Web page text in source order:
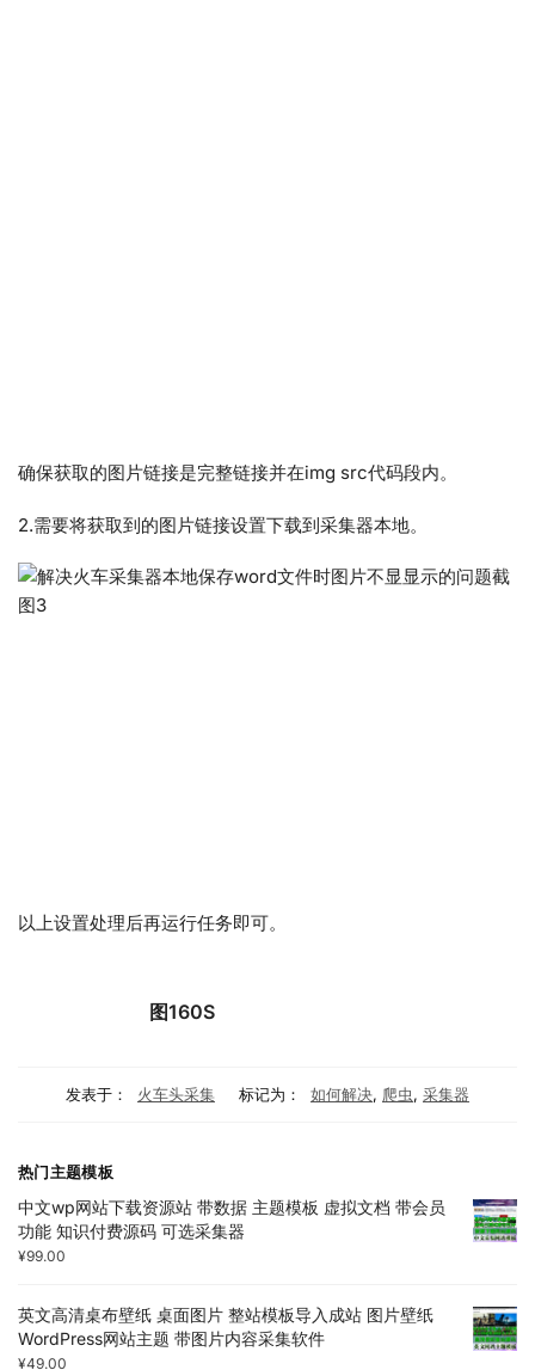
确保获取的图片链接是完整链接并在img src代码段内。
2.需要将获取到的图片链接设置下载到采集器本地。
以上设置处理后再运行任务即可。
图160S
发表于： 火车头采集 标记为： 如何解决, 爬虫, 采集器
热门主题模板
中文wp网站下载资源站 带数据 主题模板 虚拟文档 带会员
功能 知识付费源码 可选采集器
¥99.00
英文高清桌布壁纸 桌面图片 整站模板导入成站 图片壁纸
WordPress网站主题 带图片内容采集软件
¥49.00